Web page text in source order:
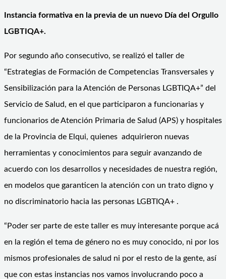
Instancia formativa en la previa de un nuevo Día del Orgullo
LGBTIQA+.
Por segundo año consecutivo, se realizó el taller de
“Estrategias de Formación de Competencias Transversales y
Sensibilización para la Atención de Personas LGBTIQA+” del
Servicio de Salud, en el que participaron a funcionarias y
funcionarios de Atención Primaria de Salud (APS) y hospitales
de la Provincia de Elqui, quienes adquirieron nuevas
herramientas y conocimientos para seguir avanzando de
acuerdo con los desarrollos y necesidades de nuestra región,
en modelos que garanticen la atención con un trato digno y
no discriminatorio hacia las personas LGBTIQA+ .
“Poder ser parte de este taller es muy interesante porque acá
en la región el tema de género no es muy conocido, ni por los
mismos profesionales de salud ni por el resto de la gente, así
que con estas instancias nos vamos involucrando poco a